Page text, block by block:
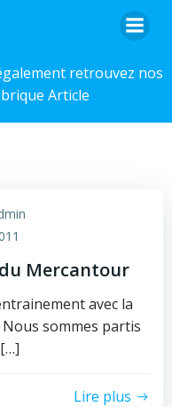
retrouvez nos
Article
Mercantour
avec la
Nous sommes partis
Lire plus